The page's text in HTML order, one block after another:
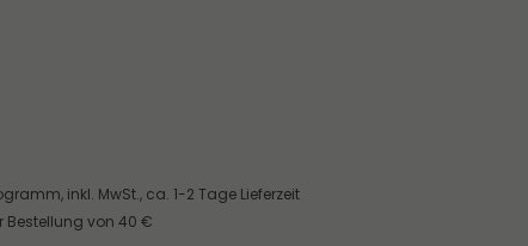
inkl. MwSt., ca. 1-2 Tage Lieferzeit
Bestellung von 40 €